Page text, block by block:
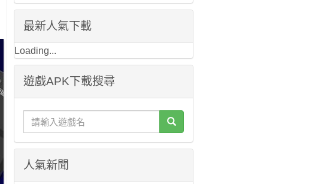
最新人氣下載
Loading...
遊戲APK下載搜尋
人氣新聞